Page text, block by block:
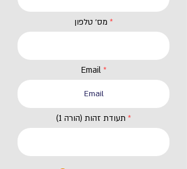
מס׳ טלפון
Email
תעודת זהות (הורה 1)